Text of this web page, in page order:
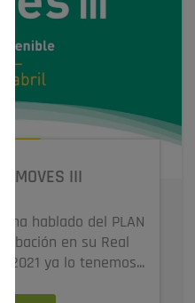
MOVES III
ha hablado del PLAN
en su Real
2021 ya lo tenemos...